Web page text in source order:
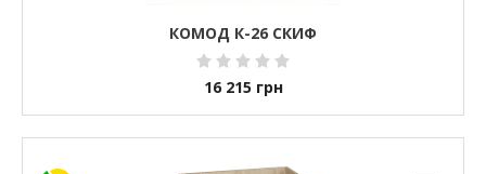
КОМОД К-26 СКИФ
16 215 грн